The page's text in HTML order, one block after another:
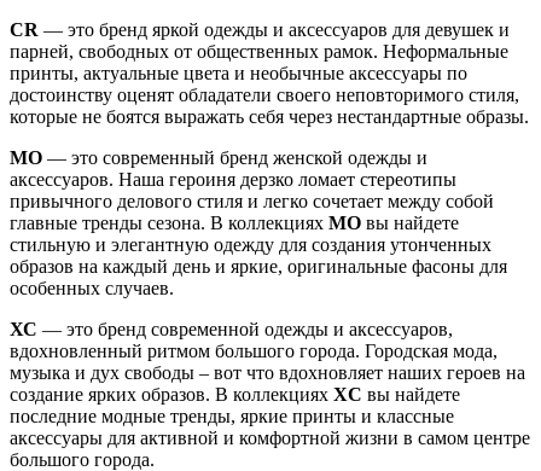
CR — это бренд яркой одежды и аксессуаров для девушек и
парней, свободных от общественных рамок. Неформальные
принты, актуальные цвета и необычные аксессуары по
достоинству оценят обладатели своего неповторимого стиля,
которые не боятся выражать себя через нестандартные образы.
МО — это современный бренд женской одежды и
аксессуаров. Наша героиня дерзко ломает стереотипы
привычного делового стиля и легко сочетает между собой
главные тренды сезона. В коллекциях MO вы найдете
стильную и элегантную одежду для создания утонченных
образов на каждый день и яркие, оригинальные фасоны для
особенных случаев.
ХС — это бренд современной одежды и аксессуаров,
вдохновленный ритмом большого города. Городская мода,
музыка и дух свободы – вот что вдохновляет наших героев на
создание ярких образов. В коллекциях XC вы найдете
последние модные тренды, яркие принты и классные
аксессуары для активной и комфортной жизни в самом центре
большого города.